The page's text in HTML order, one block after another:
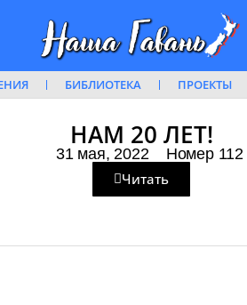
БИБЛИОТЕКА ПРОЕКТЫ
НАМ 20 ЛЕТ!
31 мая, 2022
Номер 112
Читать